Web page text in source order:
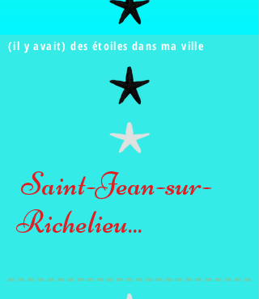
(il y avait) des étoiles dans ma ville
Saint-Jean-sur-
Richelieu...